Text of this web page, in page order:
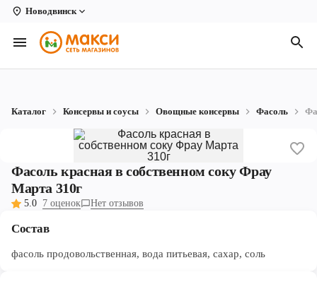
Новодвинск
Вологда
Архангельск
Котлас
Каталог Консервы и соусы Овощные консервы Фасоль
Фасоль красная в собственном соку Фрау
Марта 310г
5.0 7 оценок Нет отзывов
Состав
фасоль продовольственная, вода питьевая, сахар, соль